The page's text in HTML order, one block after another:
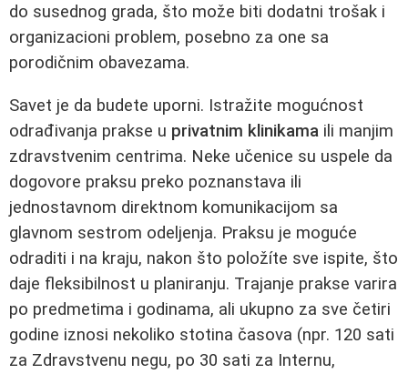
do susednog grada, što može biti dodatni trošak i
organizacioni problem, posebno za one sa
porodičnim obavezama.
Savet je da budete uporni. Istražite mogućnost
odrađivanja prakse u privatnim klinikama ili manjim
zdravstvenim centrima. Neke učenice su uspele da
dogovore praksu preko poznanstava ili
jednostavnom direktnom komunikacijom sa
glavnom sestrom odeljenja. Praksu je moguće
odraditi i na kraju, nakon što položíte sve ispite, što
daje fleksibilnost u planiranju. Trajanje prakse varira
po predmetima i godinama, ali ukupno za sve četiri
godine iznosi nekoliko stotina časova (npr. 120 sati
za Zdravstvenu negu, po 30 sati za Internu,